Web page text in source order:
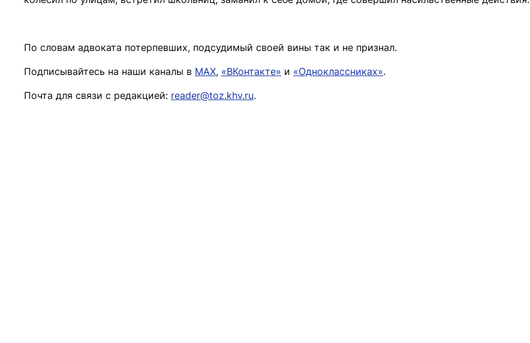
По словам адвоката потерпевших, подсудимый своей вины так и не признал.
Подписывайтесь на наши каналы в MAX, «ВКонтакте» и «Одноклассниках».
Почта для связи с редакцией: reader@toz.khv.ru.